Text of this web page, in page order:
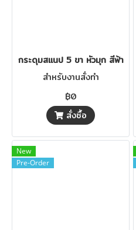
กระดุมสแนป 5 ขา หัวมุก สีฟ้า
สำหรับงานสั่งทำ
฿0
สั่งซื้อ
New
Pre-Order